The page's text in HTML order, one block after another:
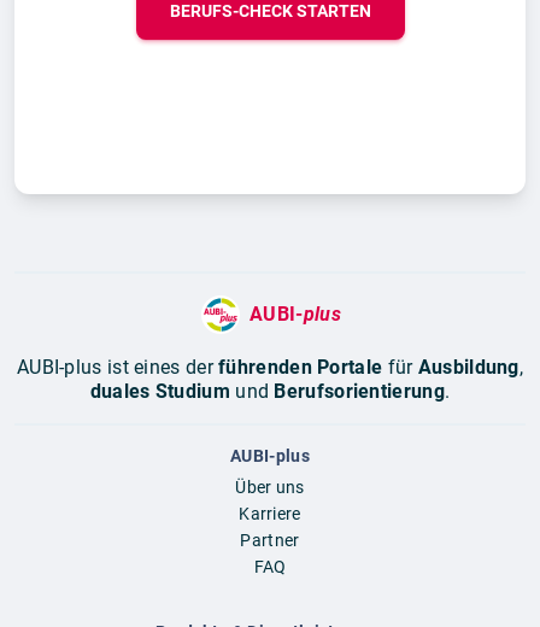
BERUFS-CHECK STARTEN
AUBI-plus
AUBI-plus ist eines derführenden Portale für Ausbildung,
duales Studium und Berufsorientierung.
AUBI-plus
Über uns
Karriere
Partner
FAQ